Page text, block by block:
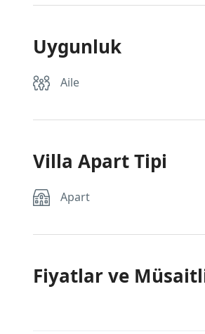
Uygunluk
Aile
Villa Apart Tipi
Apart
Fiyatlar ve